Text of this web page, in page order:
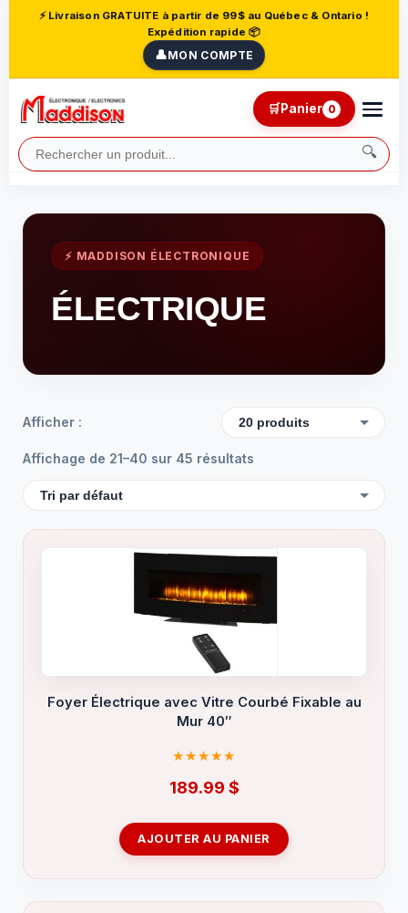
⚡ Livraison GRATUITE à partir de 99$ au Québec & Ontario !
Expédition rapide 📦
👤MON COMPTE
🔍
🛒Panier 0
⚡ MADDISON ÉLECTRONIQUE
ÉLECTRIQUE
Afficher :
Affichage de 21–40 sur 45 résultats
Foyer Électrique avec Vitre Courbé Fixable au
Mur 40″
189.99 $
AJOUTER AU PANIER